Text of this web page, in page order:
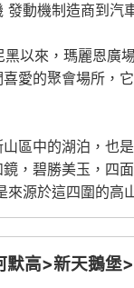
動機制造商到汽
黑以來，瑪麗恩廣
愛的聚會場所，
區中的湖泊，也
，碧勝美玉，四
來源於這四圍的高
高>新天鵝堡